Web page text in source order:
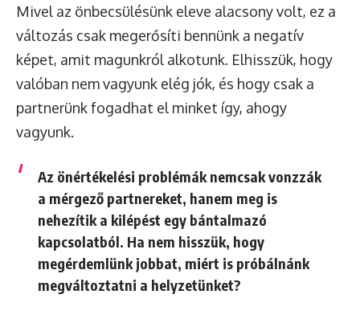
Mivel az önbecsülésünk eleve alacsony volt, ez a
változás csak megerősíti bennünk a negatív
képet, amit magunkról alkotunk. Elhisszük, hogy
valóban nem vagyunk elég jók, és hogy csak a
partnerünk fogadhat el minket így, ahogy
vagyunk.
Az önértékelési problémák nemcsak vonzzák
a mérgező partnereket, hanem meg is
nehezítik a kilépést egy bántalmazó
kapcsolatból. Ha nem hisszük, hogy
megérdemlünk jobbat, miért is próbálnánk
megváltoztatni a helyzetünket?